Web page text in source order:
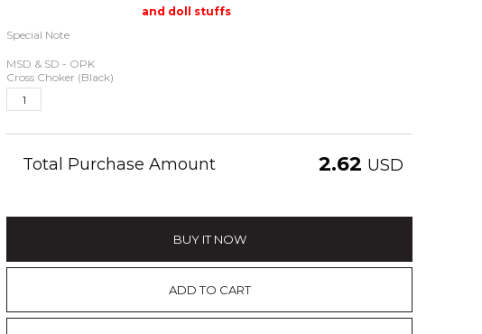
and doll stuffs
Special Note
MSD & SD - OPK
Cross Choker (Black)
Total Purchase Amount 2.62 USD
BUY IT NOW
ADD TO CART